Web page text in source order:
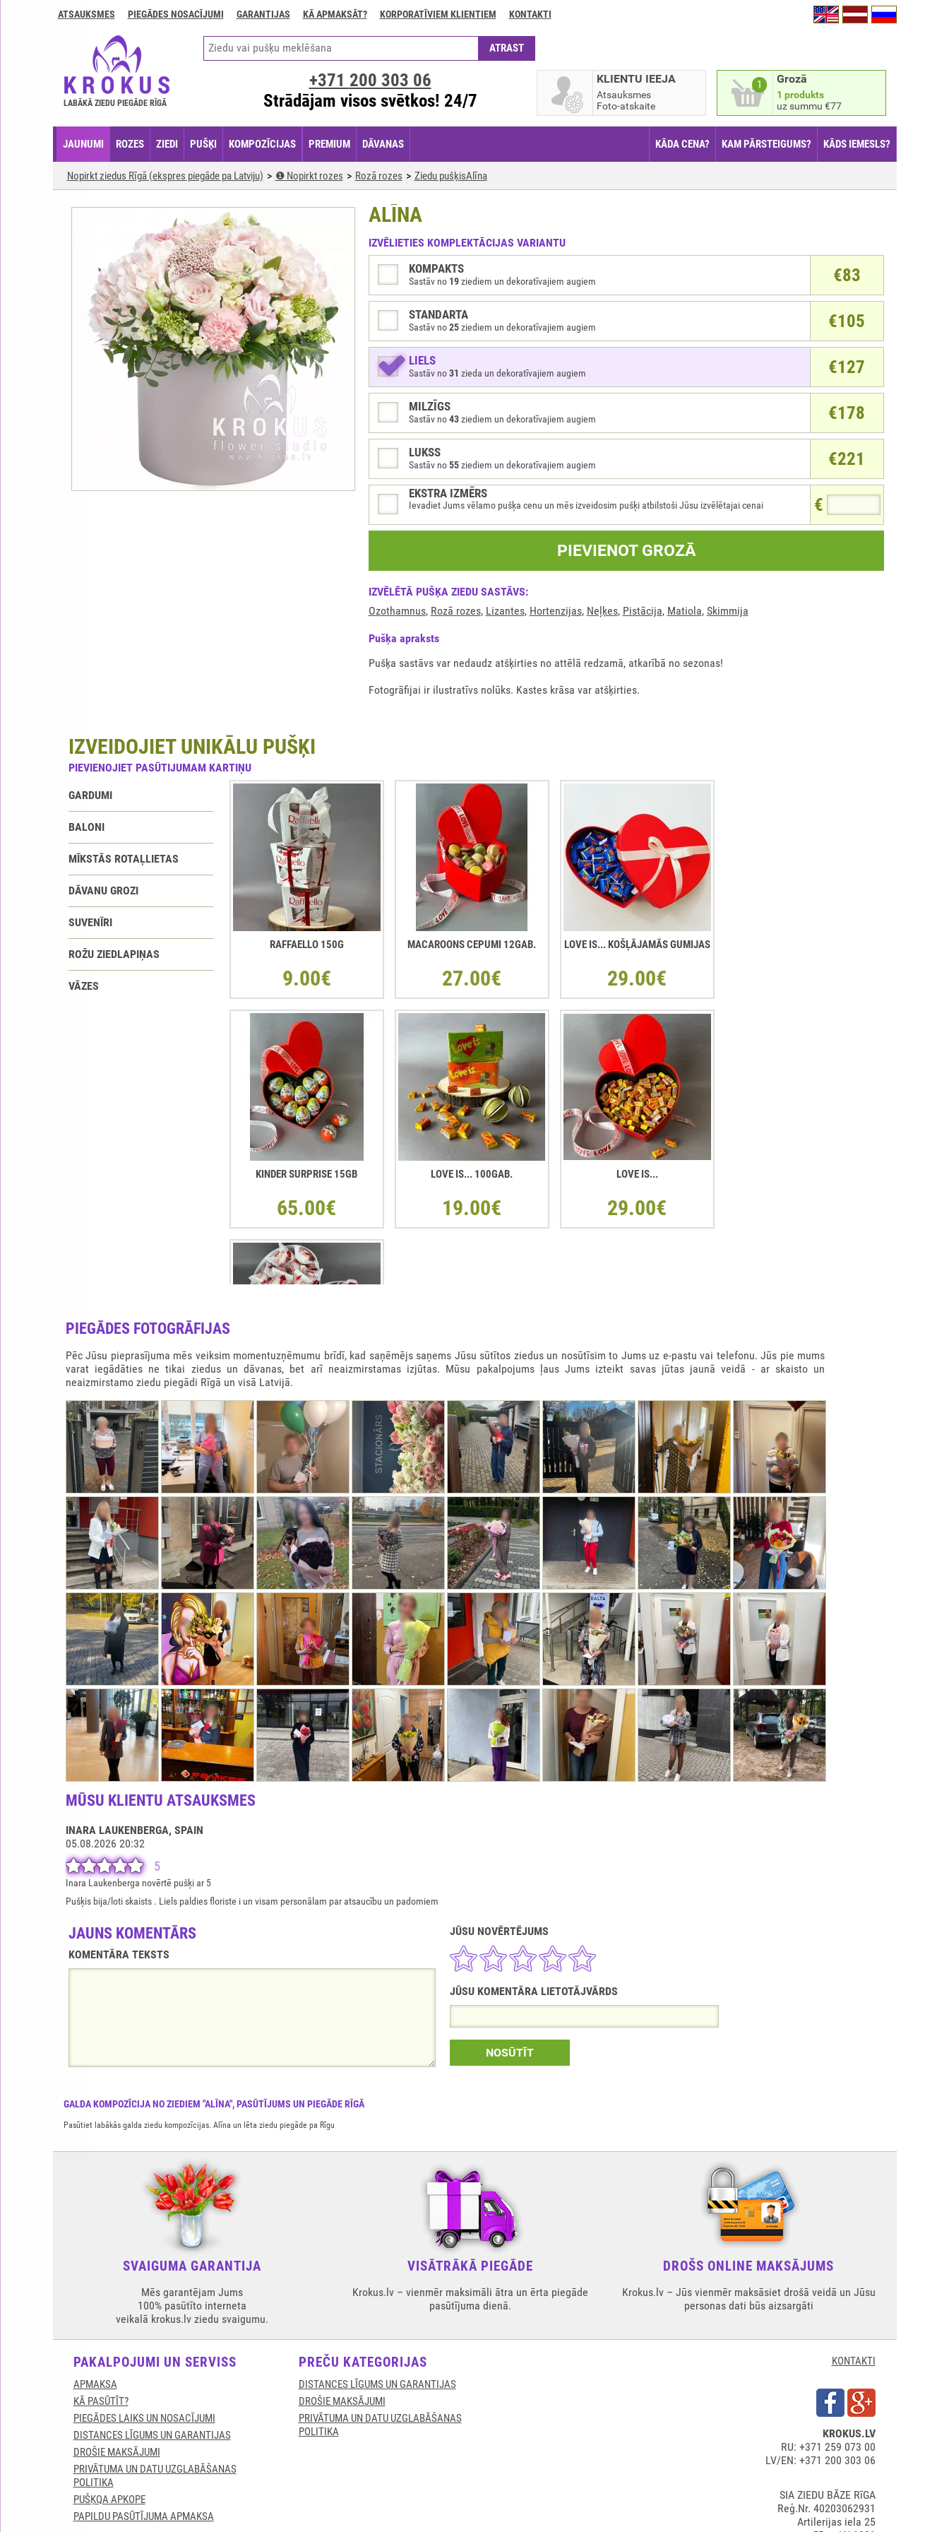
GARANTIJAS
apmaksāt?
pasūtījumu?
ATSAUKSMES PIEGĀDES NOSACĪJUMI GARANTIJAS KĀ APMAKSĀT? KORPORATĪVIEM KLIENTIEM KONTAKTI
GALDA KOMPOZĪCIJA NO ZIEDIEM "ALĪNA", PASŪTĪJUMS UN PIEGĀDE RĪGĀ
Pasūtiet labākās galda ziedu kompozīcijas. Alīna un lēta ziedu piegāde pa Rīgu
LABĀKĀ ZIEDU PIEGĀDE RĪGĀ
1 Grozā
1 produkts
uz summu €77
KLIENTU IEEJA
Atsauksmes
Foto-atskaite
+371 200 303 06
Strādājam visos svētkos! 24/7
JAUNUMI ROZES ZIEDI PUŠĶI KOMPOZĪCIJAS PREMIUM DĀVANAS KĀDA CENA? KAM PĀRSTEIGUMS? KĀDS IEMESLS?
Nopirkt ziedus Rīgā (ekspres piegāde pa Latviju) ❶ Nopirkt rozes Rozā rozes Ziedu pušķisAlīna
ALĪNA
IZVĒLIETIES KOMPLEKTĀCIJAS VARIANTU
€83
KOMPAKTS
Sastāv no 19ziediem un dekoratīvajiem augiem
€105
STANDARTA
Sastāv no25ziediem un dekoratīvajiem augiem
€127
LIELS
Sastāv no31 zieda un dekoratīvajiem augiem
€178
MILZĪGS
Sastāv no43ziediem un dekoratīvajiem augiem
€221
LUKSS
Sastāv no55ziediem un dekoratīvajiem augiem
€
EKSTRA IZMĒRS
Ievadiet Jums vēlamo pušķa cenu un mēs izveidosim pušķi atbilstoši Jūsu izvēlētajai cenai
PIEVIENOT GROZĀ
IZVĒLĒTĀ PUŠĶA ZIEDU SASTĀVS:
Оzothamnus, Rozā rozes, Lizantes, Hortenzijas, Neļķes, Pistācija, Matiola, Skimmija
Pušķа apraksts
Pušķa sastāvs var nedaudz atšķirties no attēlā redzamā, atkarībā no sezonas!
Fotogrāfijai ir ilustratīvs nolūks. Kastes krāsa var atšķirties.
IZVEIDOJIET UNIKĀLU PUŠĶI
PIEVIENOJIET PASŪTIJUMAM KARTIŅU
GARDUMI
BALONI
MĪKSTĀS ROTAĻLIETAS
DĀVANU GROZI
SUVENĪRI
ROŽU ZIEDLAPIŅAS
VĀZES
RAFFAELLO 150G
9.00€
MACAROONS CEPUMI 12GAB.
27.00€
LOVE IS... KOŠĻĀJAMĀS GUMIJAS
29.00€
KINDER SURPRISE 15GB
65.00€
LOVE IS... 100GAB.
19.00€
LOVE IS...
29.00€
RAFFAELLO SIRDS KASTE 900GR
65.00€
PIEGĀDES FOTOGRĀFIJAS
Pēc Jūsu pieprasījuma mēs veiksim momentuzņēmumu brīdī, kad saņēmējs saņems Jūsu sūtītos ziedus un nosūtīsim to Jums uz e-pastu vai telefonu. Jūs pie mums
varat iegādāties ne tikai ziedus un dāvanas, bet arī neaizmirstamas izjūtas. Mūsu pakalpojums ļaus Jums izteikt savas jūtas jaunā veidā - ar skaisto un
neaizmirstamo ziedu piegādi Rīgā un visā Latvijā.
MŪSU KLIENTU ATSAUKSMES
INARA LAUKENBERGA, SPAIN
05.08.2026 20:32
5
Inara Laukenberga novērtē pušķi ar 5
Pušķis bija/loti skaists . Liels paldies floriste i un visam personālam par atsaucību un padomiem
JAUNS KOMENTĀRS
KOMENTĀRA TEKSTS
JŪSU NOVĒRTĒJUMS
JŪSU KOMENTĀRA LIETOTĀJVĀRDS
NOSŪTĪT
SVAIGUMA GARANTIJA
Mēs garantējam Jums
100% pasūtīto interneta
veikalā krokus.lv ziedu svaigumu.
VISĀTRĀKĀ PIEGĀDE
Krokus.lv – vienmēr maksimāli ātra un ērta piegāde
pasūtījuma dienā.
DROŠS ONLINE MAKSĀJUMS
Krokus.lv – Jūs vienmēr maksāsiet drošā veidā un Jūsu
personas dati būs aizsargāti
PAKALPOJUMI UN SERVISS
APMAKSA
KĀ PASŪTĪT?
PIEGĀDES LAIKS UN NOSACĪJUMI
DISTANCES LĪGUMS UN GARANTIJAS
DROŠIE MAKSĀJUMI
PRIVĀTUMA UN DATU UZGLABĀŠANAS
POLITIKA
PUŠĶQA APKOPE
PAPILDU PASŪTĪJUMA APMAKSA
PREČU KATEGORIJAS
DISTANCES LĪGUMS UN GARANTIJAS
DROŠIE MAKSĀJUMI
PRIVĀTUMA UN DATU UZGLABĀŠANAS
POLITIKA
KONTAKTI
KROKUS.LV
RU: +371 259 073 00
LV/EN: +371 200 303 06
SIA ZIEDU BĀZE RīGA
Reģ.Nr. 40203062931
Artilerijas iela 25